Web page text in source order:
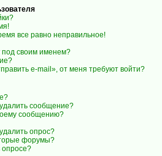
все равно неправильное!
под своим именем?
e-mail», от меня требуют войти?
сообщение?
сообщению?
опрос?
форумы?
опросе?